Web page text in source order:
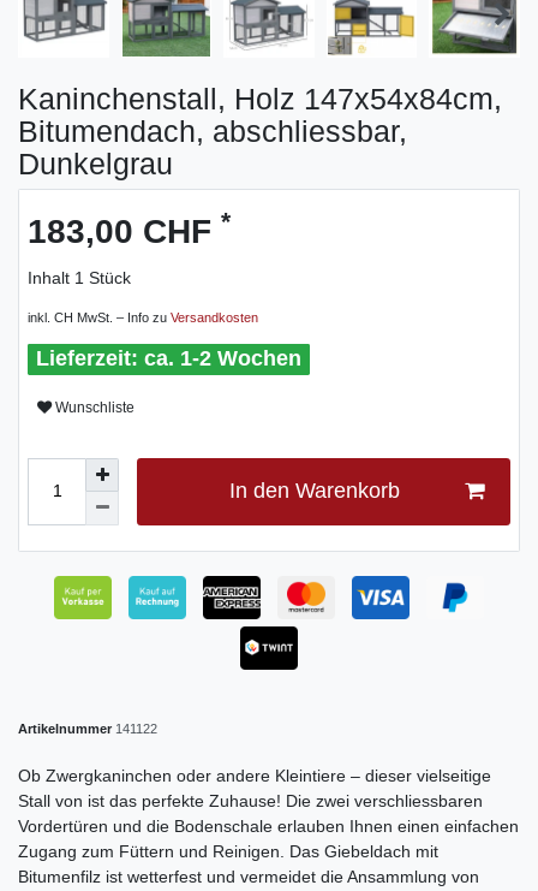
Kaninchenstall, Holz 147x54x84cm,
Bitumendach, abschliessbar,
Dunkelgrau
183,00 CHF *
Inhalt 1 Stück
inkl. CH MwSt. – Info zu Versandkosten
ca. 1-2 Wochen
Wunschliste
In den Warenkorb
Artikelnummer 141122
Ob Zwergkaninchen oder andere Kleintiere – dieser vielseitige
Stall von ist das perfekte Zuhause! Die zwei verschliessbaren
Vordertüren und die Bodenschale erlauben Ihnen einen einfachen
Zugang zum Füttern und Reinigen. Das Giebeldach mit
Bitumenfilz ist wetterfest und vermeidet die Ansammlung von